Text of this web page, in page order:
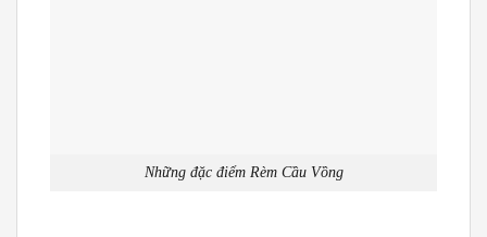
Những đặc điểm Rèm Cầu Vồng